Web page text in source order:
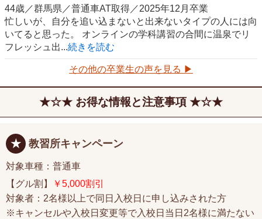
44歳／群馬県／普通車AT取得／2025年12月卒業
忙しいが、自分を追い込まないと出来ないタイプの人には向
いてると思った。 オンラインの学科講習の合間に温泉でリ
フレッシュ出...続きを読む
その他の卒業生の声を見る ▶
お得な情報と注意事項
教習所キャンペーン
対象車種：普通車
【グル割】
￥5,000割引
対象者：2名様以上で同日入校日に申し込みされた方
※キャンセルや入校日変更等で入校日当日2名様に満たない